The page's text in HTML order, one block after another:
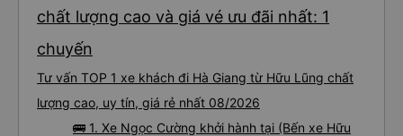
chất lượng cao và giá vé ưu đãi nhất: 1
chuyến
Tư vấn TOP 1 xe khách đi Hà Giang từ Hữu Lũng chất
lượng cao, uy tín, giá rẻ nhất 08/2026
🚌 1. Xe Ngọc Cường khởi hành tại (Bến xe Hữu